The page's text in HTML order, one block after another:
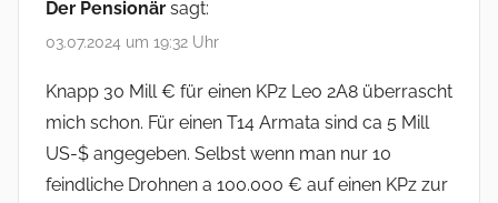
Der Pensionär sagt:
03.07.2024 um 19:32 Uhr
Knapp 30 Mill € für einen KPz Leo 2A8 überrascht
mich schon. Für einen T14 Armata sind ca 5 Mill
US-$ angegeben. Selbst wenn man nur 10
feindliche Drohnen a 100.000 € auf einen KPz zur